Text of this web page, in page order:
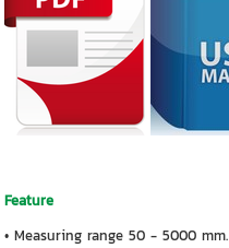
Feature
• Measuring range 50 - 5000 mm.